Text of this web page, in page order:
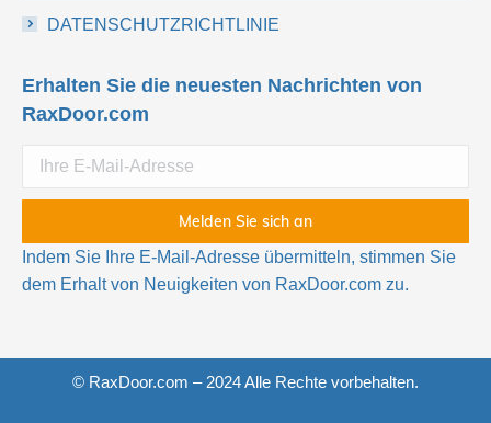
DATENSCHUTZRICHTLINIE
Erhalten Sie die neuesten Nachrichten von
RaxDoor.com
Indem Sie Ihre E-Mail-Adresse übermitteln, stimmen Sie
dem Erhalt von Neuigkeiten von RaxDoor.com zu.
© RaxDoor.com – 2024 Alle Rechte vorbehalten.